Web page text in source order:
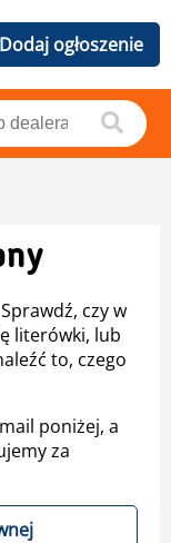
Dodaj ogłoszenie
czy w
literówki, lub
to, czego
poniżej, a
za